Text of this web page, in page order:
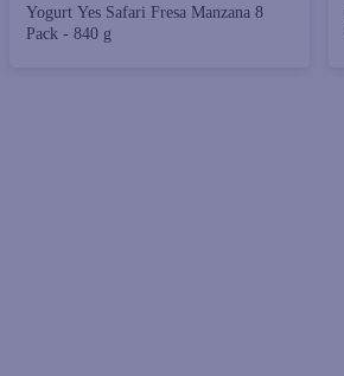
Yogurt Yes Safari Fresa Manzana 8
Pack - 840 g